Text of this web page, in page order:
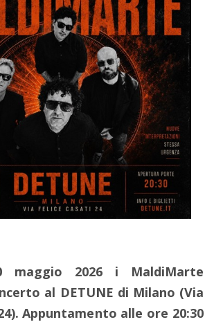
maggio 2026 i MaldiMarte
al DETUNE di Milano (Via
Appuntamento alle ore 20:30